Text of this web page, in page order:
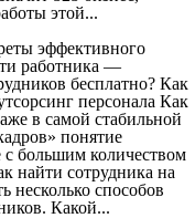
этой...
эффективного
работника —
бесплатно? Как
персонала Как
в самой стабильной
понятие
большим количеством
найти сотрудника на
несколько способов
Какой...